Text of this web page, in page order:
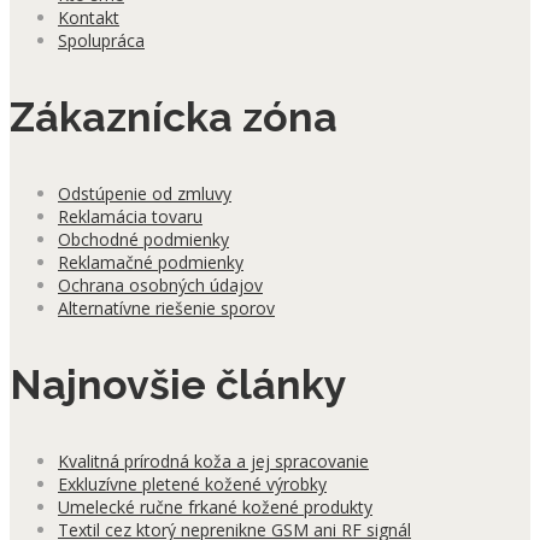
Kontakt
Spolupráca
Zákaznícka zóna
Odstúpenie od zmluvy
Reklamácia tovaru
Obchodné podmienky
Reklamačné podmienky
Ochrana osobných údajov
Alternatívne riešenie sporov
Najnovšie články
Kvalitná prírodná koža a jej spracovanie
Exkluzívne pletené kožené výrobky
Umelecké ručne frkané kožené produkty
Textil cez ktorý neprenikne GSM ani RF signál